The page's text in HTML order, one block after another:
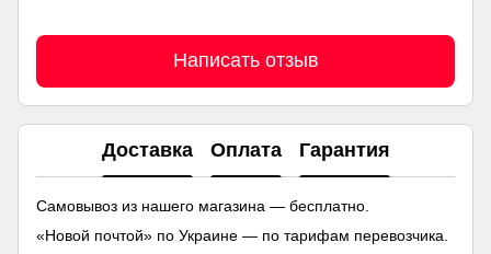
Написать отзыв
Доставка Оплата Гарантия
Самовывоз из нашего магазина — бесплатно.
«Новой почтой» по Украине — по тарифам перевозчика.